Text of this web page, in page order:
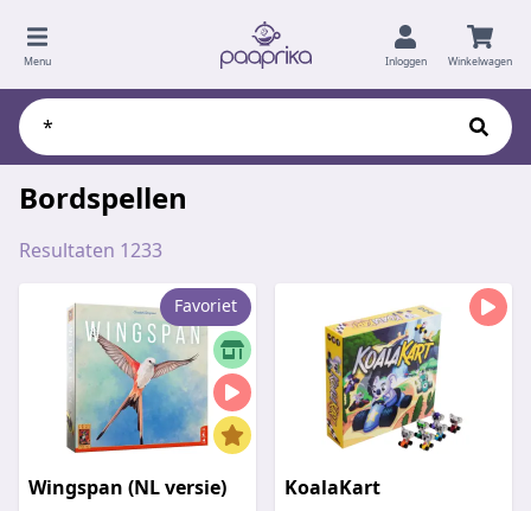
Menu Inloggen Winkelwagen
Bordspellen
Resultaten 1233
Favoriet
Wingspan (NL versie) KoalaKart